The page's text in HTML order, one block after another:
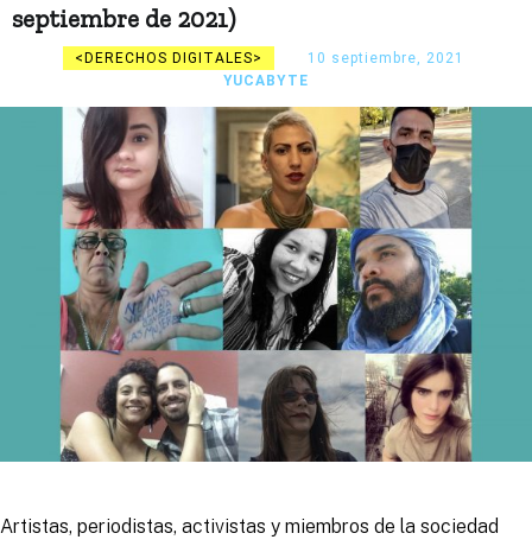
septiembre de 2021)
DERECHOS DIGITALES
10 septiembre, 2021
YUCABYTE
Artistas, periodistas, activistas y miembros de la sociedad